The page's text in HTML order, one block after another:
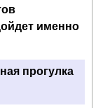
именно
прогулка